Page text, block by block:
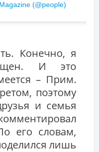
(@people)
Конечно, я
И это
– Прим.
поэтому
и семья
его словам,
лишь